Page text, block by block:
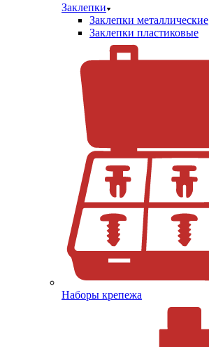
Заклепки
Заклепки металлические
Заклепки пластиковые
Наборы крепежа